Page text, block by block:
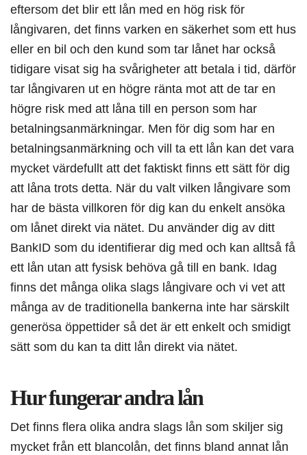
eftersom det blir ett lån med en hög risk för
långivaren, det finns varken en säkerhet som ett hus
eller en bil och den kund som tar lånet har också
tidigare visat sig ha svårigheter att betala i tid, därför
tar långivaren ut en högre ränta mot att de tar en
högre risk med att låna till en person som har
betalningsanmärkningar. Men för dig som har en
betalningsanmärkning och vill ta ett lån kan det vara
mycket värdefullt att det faktiskt finns ett sätt för dig
att låna trots detta. När du valt vilken långivare som
har de bästa villkoren för dig kan du enkelt ansöka
om lånet direkt via nätet. Du använder dig av ditt
BankID som du identifierar dig med och kan alltså få
ett lån utan att fysisk behöva gå till en bank. Idag
finns det många olika slags långivare och vi vet att
många av de traditionella bankerna inte har särskilt
generösa öppettider så det är ett enkelt och smidigt
sätt som du kan ta ditt lån direkt via nätet.
Hur fungerar andra lån
Det finns flera olika andra slags lån som skiljer sig
mycket från ett blancolån, det finns bland annat lån